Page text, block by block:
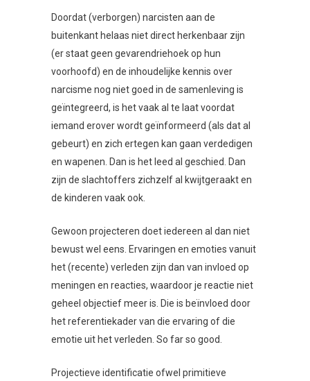
Doordat (verborgen) narcisten aan de
buitenkant helaas niet direct herkenbaar zijn
(er staat geen gevarendriehoek op hun
voorhoofd) en de inhoudelijke kennis over
narcisme nog niet goed in de samenleving is
geïntegreerd, is het vaak al te laat voordat
iemand erover wordt geïnformeerd (als dat al
gebeurt) en zich ertegen kan gaan verdedigen
en wapenen. Dan is het leed al geschied. Dan
zijn de slachtoffers zichzelf al kwijtgeraakt en
de kinderen vaak ook.
Gewoon projecteren doet iedereen al dan niet
bewust wel eens. Ervaringen en emoties vanuit
het (recente) verleden zijn dan van invloed op
meningen en reacties, waardoor je reactie niet
geheel objectief meer is. Die is beïnvloed door
het referentiekader van die ervaring of die
emotie uit het verleden. So far so good.
Projectieve identificatie ofwel primitieve